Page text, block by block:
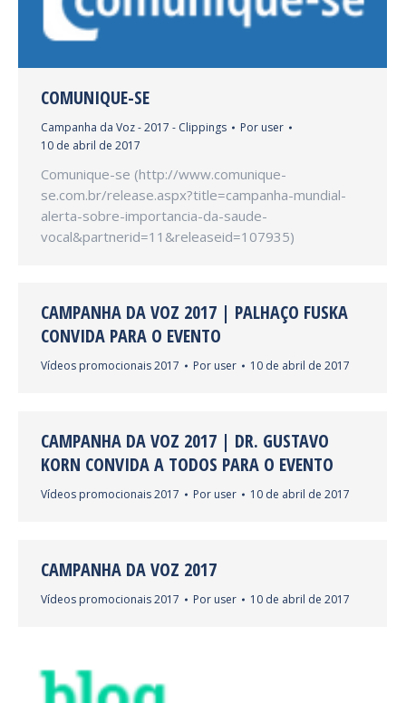
COMUNIQUE-SE
Campanha da Voz - 2017 - Clippings Por user
10 de abril de 2017
Comunique-se (http://www.comunique-
se.com.br/release.aspx?title=campanha-mundial-
alerta-sobre-importancia-da-saude-
vocal&partnerid=11&releaseid=107935)
CAMPANHA DA VOZ 2017 | PALHAÇO FUSKA
CONVIDA PARA O EVENTO
Vídeos promocionais 2017 Por user 10 de abril de 2017
CAMPANHA DA VOZ 2017 | DR. GUSTAVO
KORN CONVIDA A TODOS PARA O EVENTO
Vídeos promocionais 2017 Por user 10 de abril de 2017
CAMPANHA DA VOZ 2017
Vídeos promocionais 2017 Por user 10 de abril de 2017